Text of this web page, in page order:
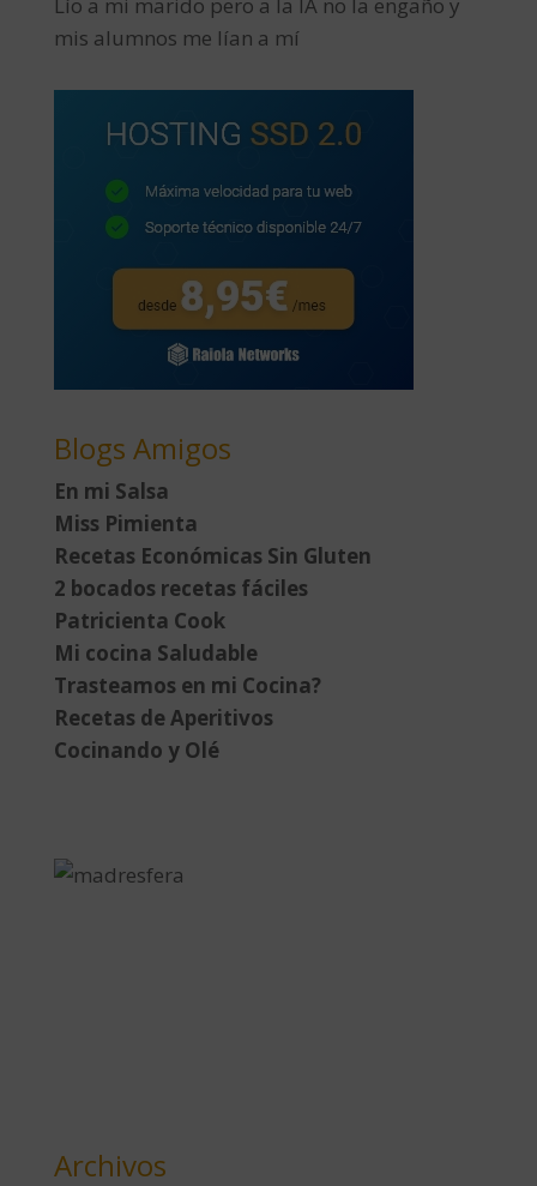
mis alumnos me lían a mí
Blogs Amigos
En mi Salsa
Miss Pimienta
Recetas Económicas Sin Gluten
2 bocados recetas fáciles
Patricienta Cook
Mi cocina Saludable
Trasteamos en mi Cocina?
Recetas de Aperitivos
Cocinando y Olé
Archivos